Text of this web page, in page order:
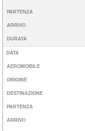
PARTENZA
ARRIVO
DURATA
DATA
AEROMOBILE
ORIGINE
DESTINAZIONE
PARTENZA
ARRIVO